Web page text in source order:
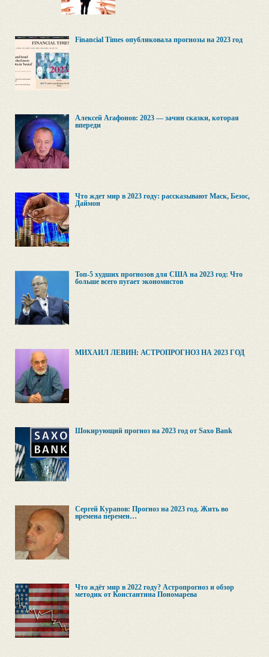
Financial Times опубликовала прогнозы на 2023 год
Алексей Агафонов: 2023 — зачин сказки, которая
впереди
Что ждет мир в 2023 году: рассказывают Маск, Безос,
Даймон
Топ-5 худших прогнозов для США на 2023 год: Что
больше всего пугает экономистов
МИХАИЛ ЛЕВИН: АСТРОПРОГНОЗ НА 2023 ГОД
Шокирующий прогноз на 2023 год от Saxo Bank
Сергей Курапов: Прогноз на 2023 год. Жить во
времена перемен…
Что ждёт мир в 2022 году? Астропрогноз и обзор
методик от Константина Пономарева